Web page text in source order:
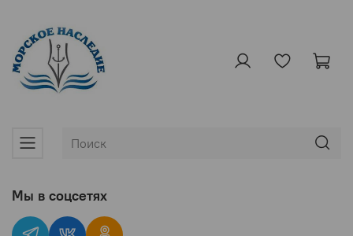
Мы в соцсетях